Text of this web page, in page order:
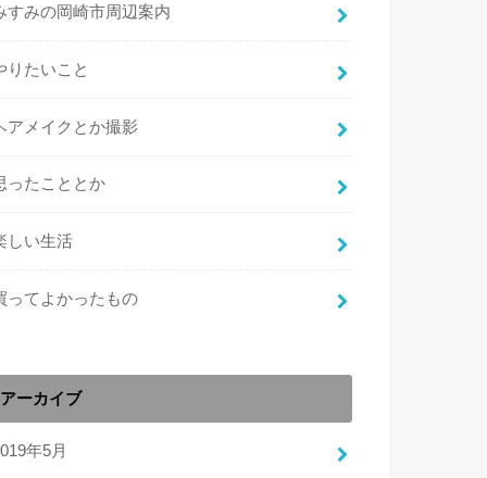
すみの岡崎市周辺案内
りたいこと
アメイクとか撮影
ったこととか
しい生活
ってよかったもの
アーカイブ
年5月